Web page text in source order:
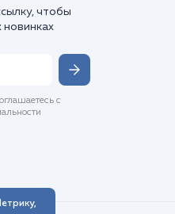
чтобы
новинках
с